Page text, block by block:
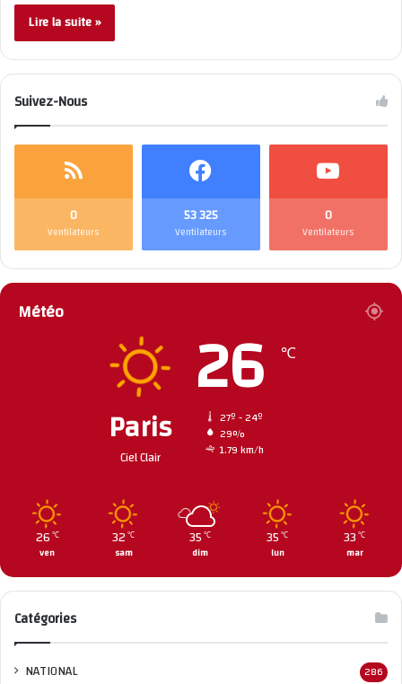
Lire la suite »
Suivez-Nous
0
Ventilateurs
53 325
Ventilateurs
0
Ventilateurs
Météo
Paris
Ciel Clair
26 ℃
27º - 24º
29%
1.79 km/h
26 ℃
ven
32 ℃
sam
35 ℃
dim
35 ℃
lun
33℃
mar
Catégories
NATIONAL 286